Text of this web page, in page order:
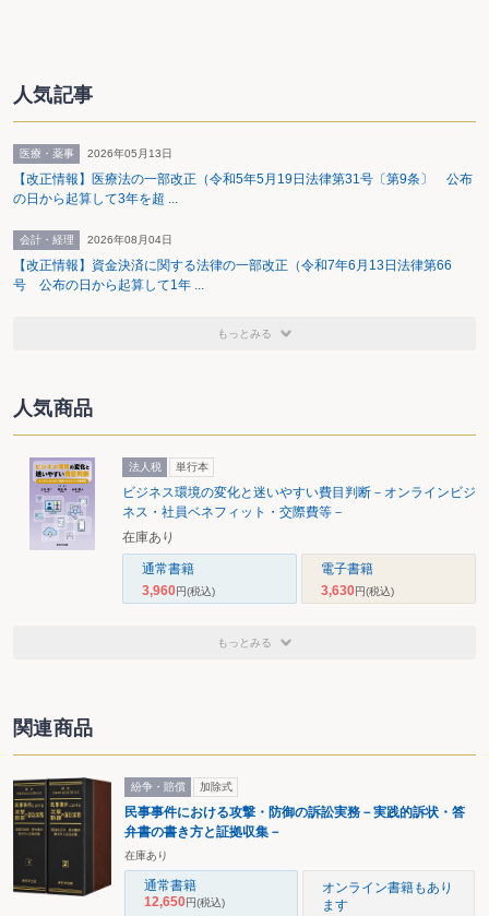
人気記事
医療・薬事 2026年05月13日
【改正情報】医療法の一部改正（令和5年5月19日法律第31号〔第9条〕 公布
の日から起算して3年を超 ...
会計・経理 2026年08月04日
【改正情報】資金決済に関する法律の一部改正（令和7年6月13日法律第66
号 公布の日から起算して1年 ...
もっとみる
人気商品
法人税 単行本
ビジネス環境の変化と迷いやすい費目判断－オンラインビジ
ネス・社員ベネフィット・交際費等－
在庫あり
通常書籍
3,960円(税込)
電子書籍
3,630円(税込)
もっとみる
関連商品
紛争・賠償 加除式
民事事件における攻撃・防御の訴訟実務－実践的訴状・答
弁書の書き方と証拠収集－
在庫あり
通常書籍
12,650円(税込)
オンライン書籍もあり
ます